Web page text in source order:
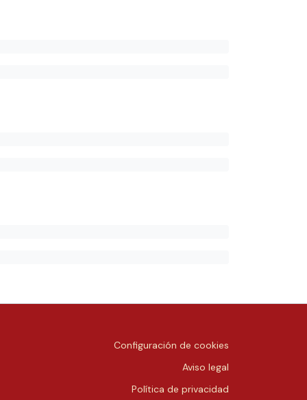
Configuración de cookies
Aviso legal
Política de privacidad